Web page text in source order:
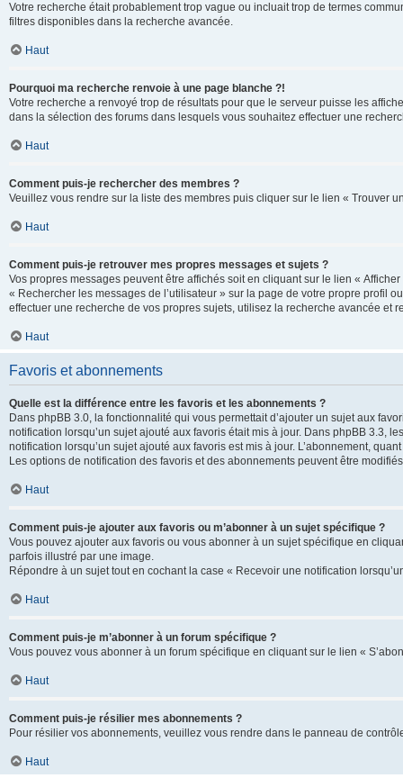
Votre recherche était probablement trop vague ou incluait trop de termes
filtres disponibles dans la recherche avancée.
Haut
Pourquoi ma recherche renvoie à une page blanche ?!
Votre recherche a renvoyé trop de résultats pour que le serveur puisse les
dans la sélection des forums dans lesquels vous souhaitez effectuer une
Haut
Comment puis-je rechercher des membres ?
Veuillez vous rendre sur la liste des membres puis cliquer sur le lien « Trouver
Haut
Comment puis-je retrouver mes propres messages et sujets ?
Vos propres messages peuvent être affichés soit en cliquant sur le lien «
« Rechercher les messages de l’utilisateur » sur la page de votre propre profil
effectuer une recherche de vos propres sujets, utilisez la recherche avancée
Haut
Favoris et abonnements
Quelle est la différence entre les favoris et les abonnements ?
Dans phpBB 3.0, la fonctionnalité qui vous permettait d’ajouter un sujet aux
notification lorsqu’un sujet ajouté aux favoris était mis à jour. Dans phpBB 3.3,
notification lorsqu’un sujet ajouté aux favoris est mis à jour. L’abonnement,
Les options de notification des favoris et des abonnements peuvent être
Haut
Comment puis-je ajouter aux favoris ou m’abonner à un sujet spécifique ?
Vous pouvez ajouter aux favoris ou vous abonner à un sujet spécifique en
parfois illustré par une image.
Répondre à un sujet tout en cochant la case « Recevoir une notification
Haut
Comment puis-je m’abonner à un forum spécifique ?
Vous pouvez vous abonner à un forum spécifique en cliquant sur le lien «
Haut
Comment puis-je résilier mes abonnements ?
Pour résilier vos abonnements, veuillez vous rendre dans le panneau de
Haut